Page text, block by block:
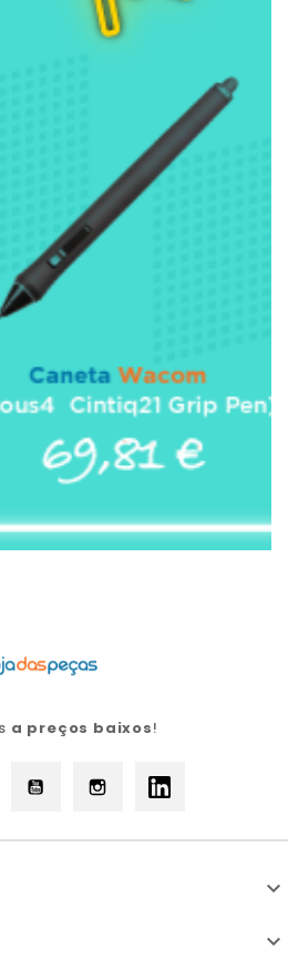
a preços baixos!
YouTube Instagram

